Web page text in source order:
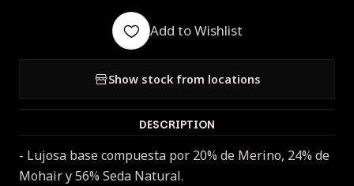
Add to Wishlist
Show stock from locations
DESCRIPTION
- Lujosa base compuesta por 20% de Merino, 24% de
Mohair y 56% Seda Natural.